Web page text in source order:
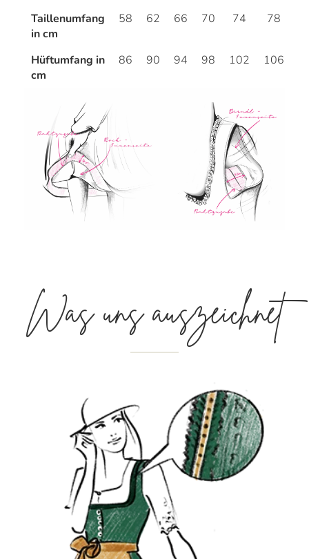
Taillenumfang
in cm
58 62 66 70 74 78
Hüftumfang in
cm
86 90 94 98 102 106
Was uns auszeichnet